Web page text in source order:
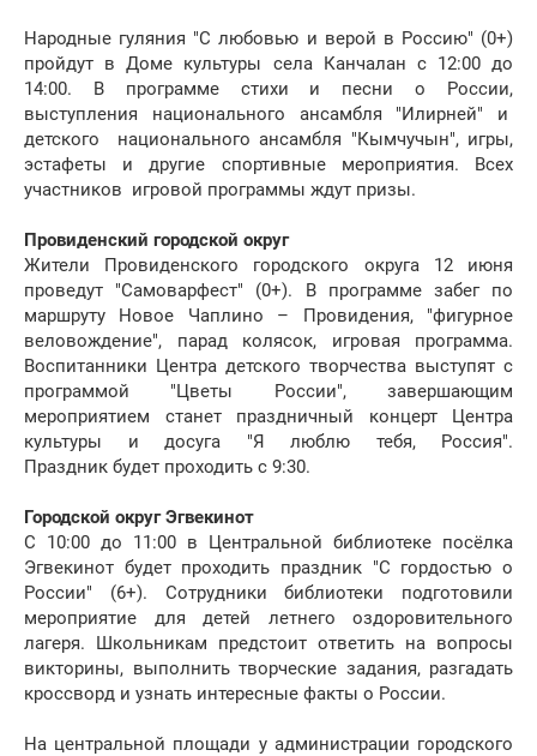
Народные гуляния "С любовью и верой в Россию" (0+)
пройдут в Доме культуры села Канчалан с 12:00 до
14:00. В программе стихи и песни о России,
выступления национального ансамбля "Илирней" и
детского национального ансамбля "Кымчучын", игры,
эстафеты и другие спортивные мероприятия. Всех
участников игровой программы ждут призы.
Провиденский городской округ
Жители Провиденского городского округа 12 июня
проведут "Самоварфест" (0+). В программе забег по
маршруту Новое Чаплино – Провидения, "фигурное
веловождение", парад колясок, игровая программа.
Воспитанники Центра детского творчества выступят с
программой "Цветы России", завершающим
мероприятием станет праздничный концерт Центра
культуры и досуга "Я люблю тебя, Россия".
Праздник будет проходить с 9:30.
Городской округ Эгвекинот
С 10:00 до 11:00 в Центральной библиотеке посёлка
Эгвекинот будет проходить праздник "С гордостью о
России" (6+). Сотрудники библиотеки подготовили
мероприятие для детей летнего оздоровительного
лагеря. Школьникам предстоит ответить на вопросы
викторины, выполнить творческие задания, разгадать
кроссворд и узнать интересные факты о России.
На центральной площади у администрации городского